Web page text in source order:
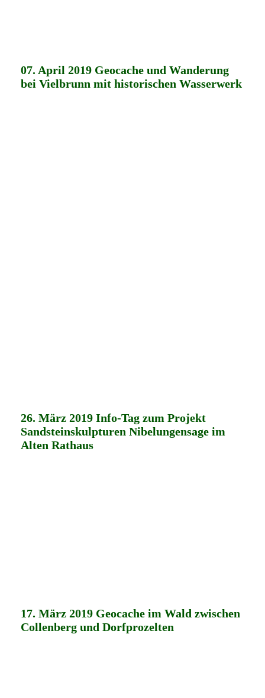
07. April 2019 Geocache und Wanderung
bei Vielbrunn mit historischen Wasserwerk
26. März 2019 Info-Tag zum Projekt
Sandsteinskulpturen Nibelungensage im
Alten Rathaus
17. März 2019 Geocache im Wald zwischen
Collenberg und Dorfprozelten